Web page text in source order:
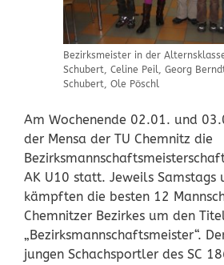
Bezirksmeister in der
Schubert, Celine Peil, Georg
Schubert, Ole Pöschl
Am Wochenende 02.01. und
der Mensa der TU Chemnitz die
AK U10 statt. Jeweils Samstags
kämpften die besten 12
Chemnitzer Bezirkes um den
„Bezirksmannschaftsmeister“.
jungen Schachsportler des SC